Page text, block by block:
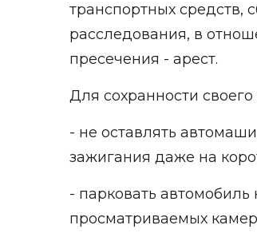
транспортных средств,
расследования, в
пресечения - арест.
Для сохранности
- не оставлять
зажигания даже на
- парковать
просматриваемых